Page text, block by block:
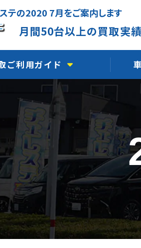
テの2020 7月をご案内します
月間50台以上の買取実績
ご利用ガイド
買取できる理由
無料出張査定
廃車買取査定
LINE査定
よくあるご質問
車買取の流れ
書類・ダウンロード